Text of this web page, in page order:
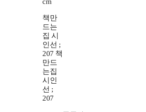
책만
드는
집 시
인선 ;
207 책
만드
는집
시인
선 ;
207